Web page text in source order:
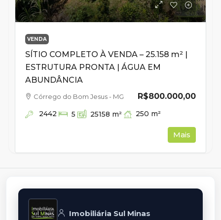
VENDA
SÍTIO COMPLETO À VENDA – 25.158 m² |
ESTRUTURA PRONTA | ÁGUA EM
ABUNDÂNCIA
R$800.000,00
Córrego do Bom Jesus - MG
2442 5 25158 m² 250 m²
Mais
Imobiliária Sul Minas